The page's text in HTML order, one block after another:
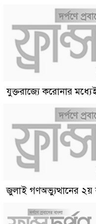
যুক্তরাজ্যে করোনার
জুলাই গণঅভ্যুত্থানের ২য়